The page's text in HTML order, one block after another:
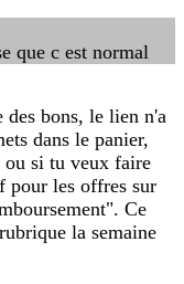
que c est normal
bons, le lien n'a
dans le panier,
si tu veux faire
pour les offres sur
Ce
la semaine